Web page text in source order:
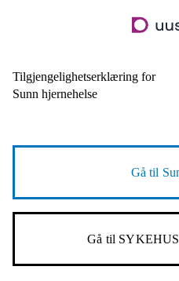
Tilgjengelighetserklæring for
Sunn hjernehelse
Gå til
Gå til